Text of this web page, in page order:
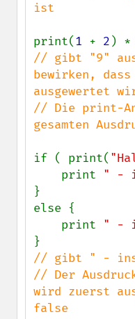
ist
print(1 + 2 ) *
// gibt "9"
bewirken,
ausgewertet
// Die print-
gesamten
if ( print(
    print
" -
}
else {
    print
" -
// gibt " -
// Der
wird zuerst
false